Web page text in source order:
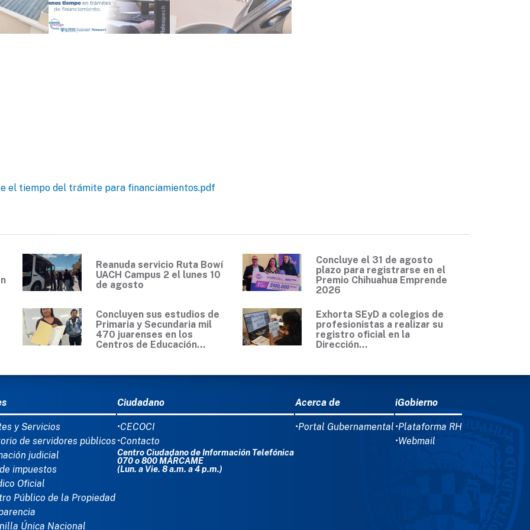
el tiempo del trámite para financiamientos.pdf
Reanuda servicio Ruta Bowí
UACH Campus 2 el lunes 10
de agosto
Concluye el 31 de agosto
plazo para registrarse en el
Premio Chihuahua Emprende
2026
Concluyen sus estudios de
Primaria y Secundaria mil
470 juarenses en los
Centros de Educación...
Exhorta SEyD a colegios de
profesionistas a realizar su
registro oficial en la
Dirección...
DEL PIE
y Servicios
de servidores públicos
judicial
impuestos
Oficial
Público de la Propiedad
Única Nacional
Ciudadano
•CECOCI
•Contacto
Centro Ciudadano de Información Telefónica
070 o 800 MÁRCAME
(Lun. a Vie. 8 a.m. a 4 p.m.)
Acerca de
•Portal Gubernamental
iGobierno
•Plataforma RH
•Webmail